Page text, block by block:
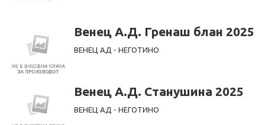
Венец А.Д. Гренаш блан 2025
ВЕНЕЦ АД - НЕГОТИНО
Венец А.Д. Станушина 2025
ВЕНЕЦ АД - НЕГОТИНО